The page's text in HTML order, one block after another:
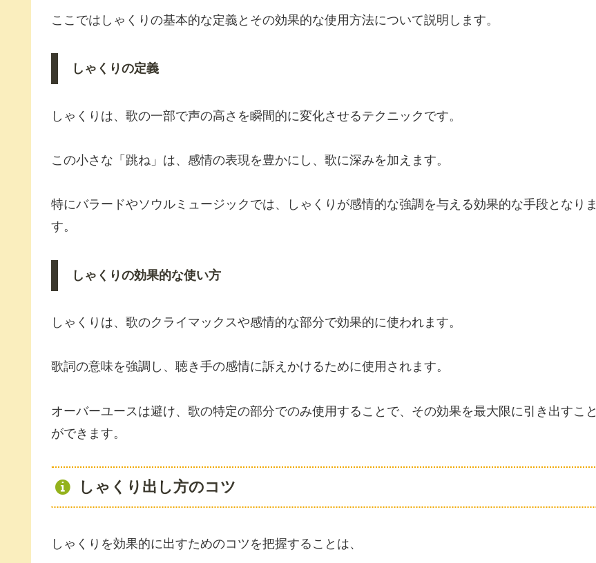
ここではしゃくりの基本的な定義とその効果的な使用方法について説明します。
しゃくりの定義
しゃくりは、歌の一部で声の高さを瞬間的に変化させるテクニックです。
この小さな「跳ね」は、感情の表現を豊かにし、歌に深みを加えます。
特にバラードやソウルミュージックでは、しゃくりが感情的な強調を与える効果的な手段となりま
す。
しゃくりの効果的な使い方
しゃくりは、歌のクライマックスや感情的な部分で効果的に使われます。
歌詞の意味を強調し、聴き手の感情に訴えかけるために使用されます。
オーバーユースは避け、歌の特定の部分でのみ使用することで、その効果を最大限に引き出すこと
ができます。
しゃくり出し方のコツ
しゃくりを効果的に出すためのコツを把握することは、